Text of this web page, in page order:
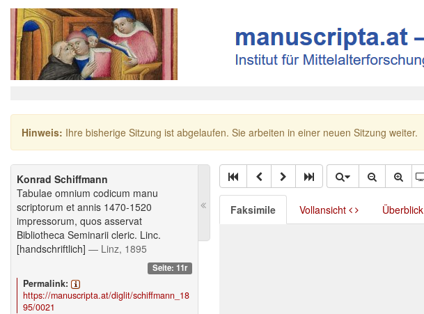
Hinweis: Ihre bisherige Sitzung ist abgelaufen. Sie arbeiten in einer neuen Sitzung weiter.
Konrad Schiffmann
Tabulae omnium codicum manu
scriptorum et annis 1470-1520
impressorum, quos asservat
Bibliotheca Seminarii cleric. Linc.
[handschriftlich] — Linz, 1895
Seite: 11r
Permalink:
https://manuscripta.at/diglit/schiffmann_18
95/0021
Faksimile Vollansicht Überblick